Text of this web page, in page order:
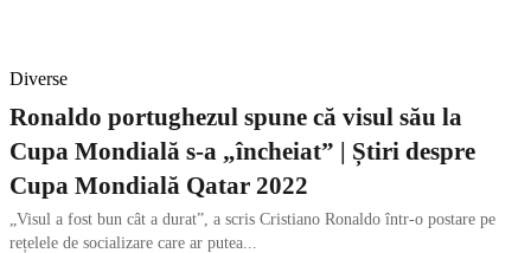
Diverse
Ronaldo portughezul spune că visul său la
Cupa Mondială s-a „încheiat” | Știri despre
Cupa Mondială Qatar 2022
„Visul a fost bun cât a durat”, a scris Cristiano Ronaldo într-o postare pe
rețelele de socializare care ar putea...